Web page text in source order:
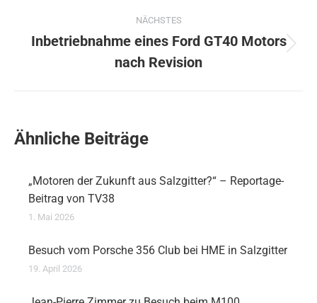
NÄCHSTES
Beitrag:
Inbetriebnahme eines Ford GT40 Motors
nach Revision
Ähnliche Beiträge
„Motoren der Zukunft aus Salzgitter?“ – Reportage-
Beitrag von TV38
1. Mai 2026
Besuch vom Porsche 356 Club bei HME in Salzgitter
19. April 2026